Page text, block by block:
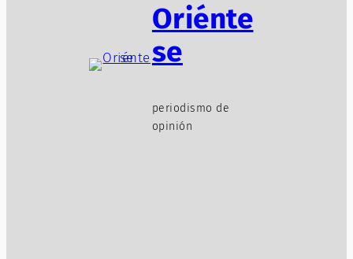
Oriénte
se
periodismo de
opinión